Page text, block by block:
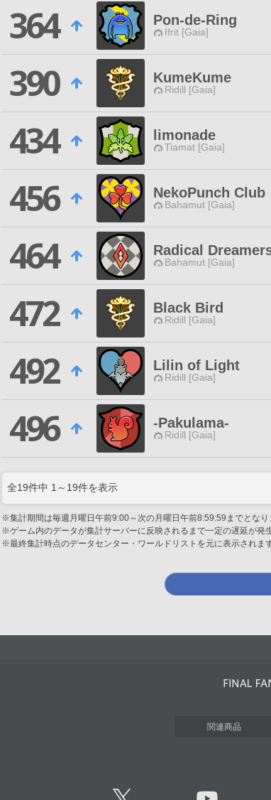
364
Pon-de-Ring
Ifrit [Gaia]
390
KumeKume
Ridill [Gaia]
434
limonade
Tiamat [Gaia]
456
NekoPunch Club
Bahamut [Gaia]
464
Radical
Bahamut [Gaia]
472
Black Bird
Ridill [Gaia]
492
Lilin of Light
Ridill [Gaia]
496
-Pakulama-
Ridill [Gaia]
全19件中 1 ～ 19件を表示
※集計期間は毎週月曜日午前9:00～次の月曜日午前8:59:59までとなり
※ゲーム内のデータが集計サーバーに反映されるまで一定の遅延が発
※最終集計時点のデータセンター・ワールドリストを元に表示されます
関連商品